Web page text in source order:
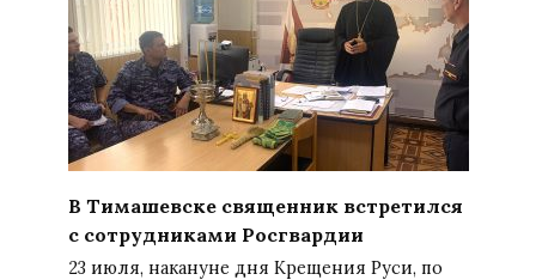
В Тимашевске священник встретился
с сотрудниками Росгвардии
23 июля, накануне дня Крещения Руси, по